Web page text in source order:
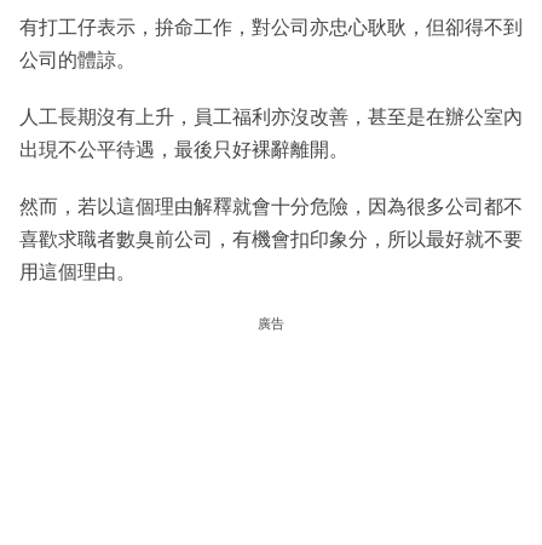
有打工仔表示，拚命工作，對公司亦忠心耿耿，但卻得不到
公司的體諒。
人工長期沒有上升，員工福利亦沒改善，甚至是在辦公室內
出現不公平待遇，最後只好裸辭離開。
然而，若以這個理由解釋就會十分危險，因為很多公司都不
喜歡求職者數臭前公司，有機會扣印象分，所以最好就不要
用這個理由。
廣告